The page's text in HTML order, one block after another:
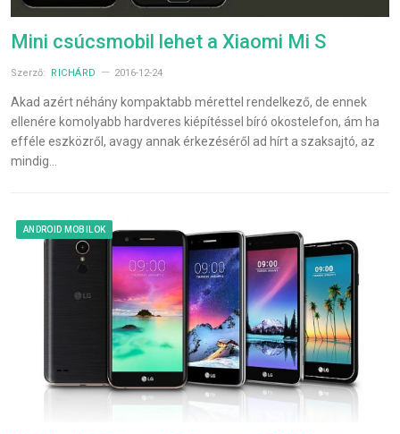
Mini csúcsmobil lehet a Xiaomi Mi S
Szerző: RICHÁRD 2016-12-24
Akad azért néhány kompaktabb mérettel rendelkező, de ennek
ellenére komolyabb hardveres kiépítéssel bíró okostelefon, ám ha
efféle eszközről, avagy annak érkezéséről ad hírt a szaksajtó, az
mindig…
ANDROID MOBILOK